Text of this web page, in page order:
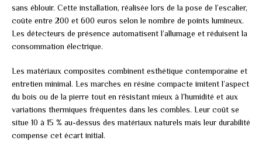
sans éblouir. Cette installation, réalisée lors de la pose de l’escalier,
coûte entre 200 et 600 euros selon le nombre de points lumineux.
Les détecteurs de présence automatisent l’allumage et réduisent la
consommation électrique.
Les matériaux composites combinent esthétique contemporaine et
entretien minimal. Les marches en résine compacte imitent l’aspect
du bois ou de la pierre tout en résistant mieux à l’humidité et aux
variations thermiques fréquentes dans les combles. Leur coût se
situe 10 à 15 % au-dessus des matériaux naturels mais leur durabilité
compense cet écart initial.